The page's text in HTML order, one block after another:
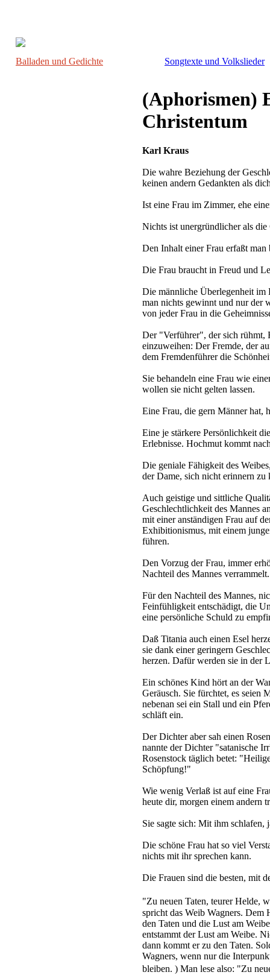
Balladen und Gedichte Songtexte und Volkslieder
(Aphorismen)
Christentum
Karl Kraus
Die wahre Beziehung der
keinen andern Gedankten als
Ist eine Frau im Zimmer, ehe
Nichts ist unergründlicher als
Den Inhalt einer Frau erfaßt
Die Frau braucht in Freud und
Die männliche Überlegenheit im
man nichts gewinnt und nur der
von jeder Frau in die
Der "Verführer", der sich rühmt,
einzuweihen: Der Fremde, der
dem Fremdenführer die
Sie behandeln eine Frau wie
wollen sie nicht gelten lassen.
Eine Frau, die gern Männer hat,
Eine je stärkere Persönlichkeit
Erlebnisse. Hochmut kommt
Die geniale Fähigkeit des
der Dame, sich nicht erinnern zu
Auch geistige und sittliche
Geschlechtlichkeit des Mannes
mit einer anständigen Frau auf
Exhibitionismus, mit einem
führen.
Den Vorzug der Frau, immer
Nachteil des Mannes verrammelt.
Für den Nachteil des Mannes,
Feinfühligkeit entschädigt, die
eine persönliche Schuld zu
Daß Titania auch einen Esel
sie dank einer geringern
herzen. Dafür werden sie in der
Ein schönes Kind hört an der
Geräusch. Sie fürchtet, es seien
nebenan sei ein Stall und ein
schläft ein.
Der Dichter aber sah einen
nannte der Dichter "satanische
Rosenstock täglich betet:
Schöpfung!"
Wie wenig Verlaß ist auf eine
heute dir, morgen einem andern
Sie sagte sich: Mit ihm schlafen,
Die schöne Frau hat so viel
nichts mit ihr sprechen kann.
Die Frauen sind die besten, mit
"Zu neuen Taten, teurer
spricht das Weib Wagners. Dem
den Taten und die Lust am
entstammt der Lust am Weibe.
dann kommt er zu den Taten.
Wagners, wenn nur die
bleiben. ) Man lese also: "Zu